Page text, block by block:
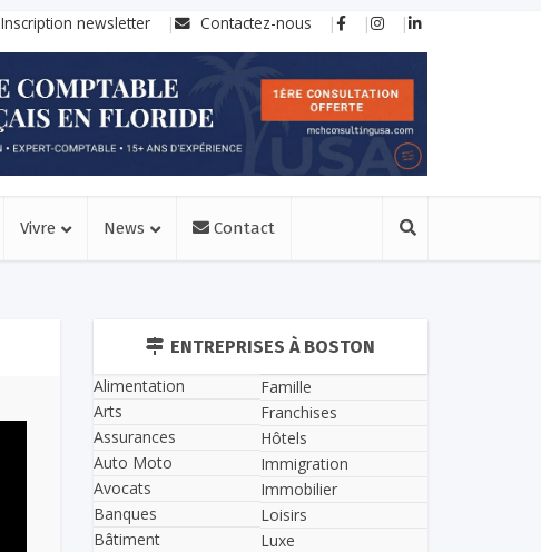
Inscription newsletter Contactez-nous
Vivre News Contact
ENTREPRISES À BOSTON
Alimentation
Arts
Assurances
Auto Moto
Avocats
Banques
Bâtiment
Famille
Franchises
Hôtels
Immigration
Immobilier
Loisirs
Luxe